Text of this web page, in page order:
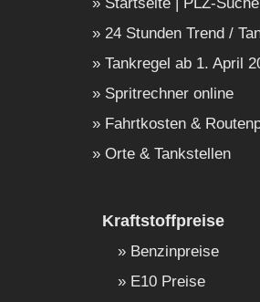
Startseite | PLZ-Suche
24 Stunden Trend /
Tankregel ab 1. April
Spritrechner online
Fahrtkosten &
Orte & Tankstellen
Kraftstoffpreise
Benzinpreise
E10 Preise